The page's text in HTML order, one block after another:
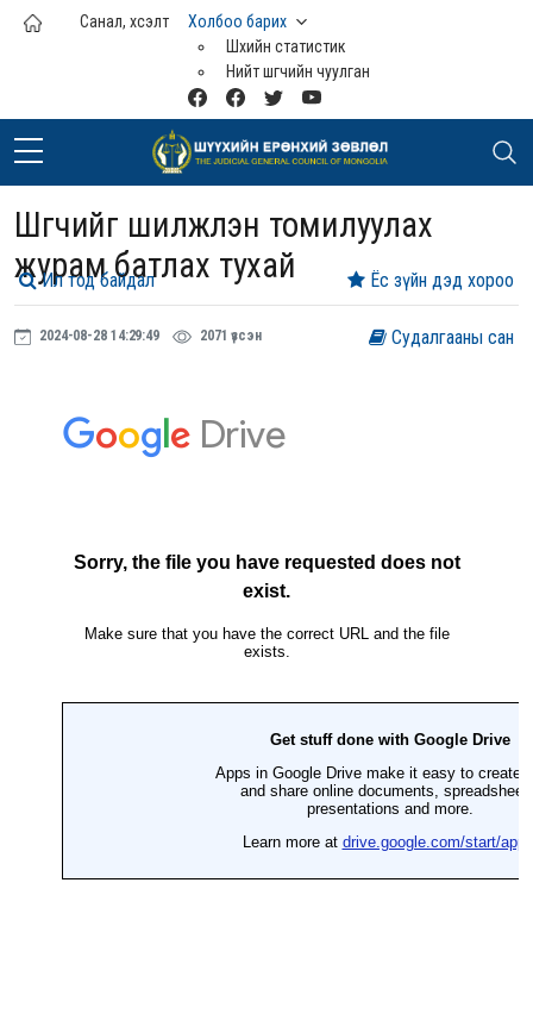
Үндсэн агуулга руу шилжих
Санал, хүсэлт
Холбоо барих
Шүүхийн статистик
Нийт шүүгчийн чуулган
Шүүгчийг шилжүүлэн томилуулах
журам батлах тухай
2024-08-28 14:29:49 2071 үзсэн Судалгааны сан
Ёс зүйн дэд хороо
Ил тод байдал